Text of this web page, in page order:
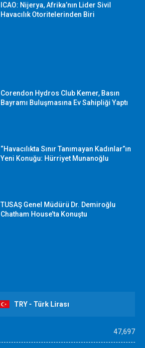
ICAO: Nijerya, Afrika’nın Lider Sivil
Havacılık Otoritelerinden Biri
Corendon Hydros Club Kemer, Basın
Bayramı Buluşmasına Ev Sahipliği Yaptı
“Havacılıkta Sınır Tanımayan Kadınlar”ın
Yeni Konuğu: Hürriyet Munanoğlu
TUSAŞ Genel Müdürü Dr. Demiroğlu
Chatham House’ta Konuştu
TRY - Türk Lirası
47,697